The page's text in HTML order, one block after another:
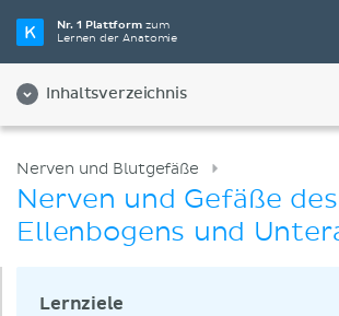
Nr. 1 Plattformzum
Lernen der Anatomie
Inhaltsverzeichnis
Nerven und Blutgefäße
Nerven und Gefäße des
Ellenbogens und
Lernziele